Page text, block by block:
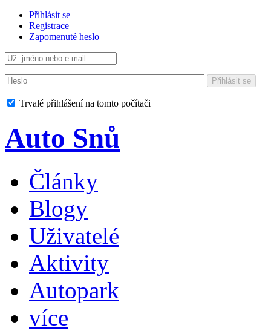
Přihlásit se
Registrace
Zapomenuté heslo
Přihlásit se
Trvalé přihlášení na tomto počítači
Auto Snů
Články
Blogy
Uživatelé
Aktivity
Autopark
více